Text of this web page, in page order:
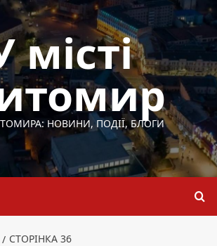
місті
НОВИНИ, ПОДІЇ, БЛОГИ
СТОРІНКА 36